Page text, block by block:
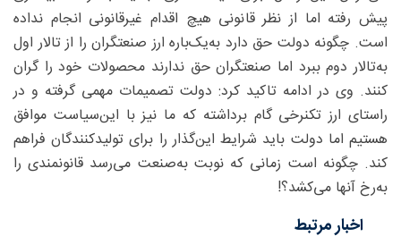
پیش رفته اما از نظر قانونی هیچ اقدام غیرقانونی انجام نداده
است. چگونه دولت حق دارد به‌یک‌باره ارز صنعتگران را از تالار اول
به‌تالار دوم ببرد اما صنعتگران حق ندارند محصولات خود را گران
کنند. وی در ادامه تاکید کرد: دولت تصمیمات مهمی گرفته و در
راستای ارز تک‎نرخی گام برداشته که ما نیز با این‌سیاست موافق
هستیم اما دولت باید شرایط این‌گذار را برای تولیدکنندگان فراهم
کند. چگونه است زمانی که نوبت به‌صنعت می‌رسد قانونمندی را
به‌رخ آنها می‌کشد؟!
اخبار مرتبط